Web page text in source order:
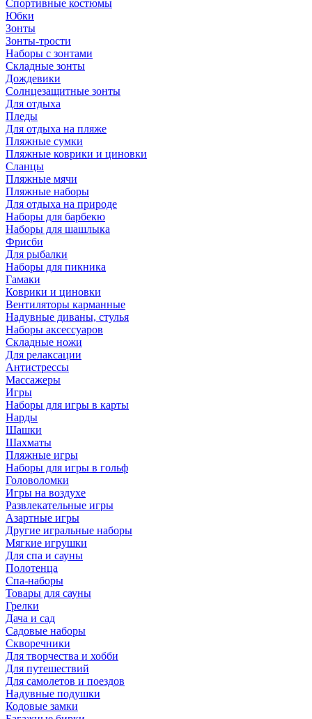
Спортивные костюмы
Юбки
Зонты
Зонты-трости
Наборы с зонтами
Складные зонты
Дождевики
Солнцезащитные зонты
Для отдыха
Пледы
Для отдыха на пляже
Пляжные сумки
Пляжные коврики и циновки
Сланцы
Пляжные мячи
Пляжные наборы
Для отдыха на природе
Наборы для барбекю
Наборы для шашлыка
Фрисби
Для рыбалки
Наборы для пикника
Гамаки
Коврики и циновки
Вентиляторы карманные
Надувные диваны, стулья
Наборы аксессуаров
Складные ножи
Для релаксации
Антистрессы
Массажеры
Игры
Наборы для игры в карты
Нарды
Шашки
Шахматы
Пляжные игры
Наборы для игры в гольф
Головоломки
Игры на воздухе
Развлекательные игры
Азартные игры
Другие игральные наборы
Мягкие игрушки
Для спа и сауны
Полотенца
Спа-наборы
Товары для сауны
Грелки
Дача и сад
Садовые наборы
Скворечники
Для творчества и хобби
Для путешествий
Для самолетов и поездов
Надувные подушки
Кодовые замки